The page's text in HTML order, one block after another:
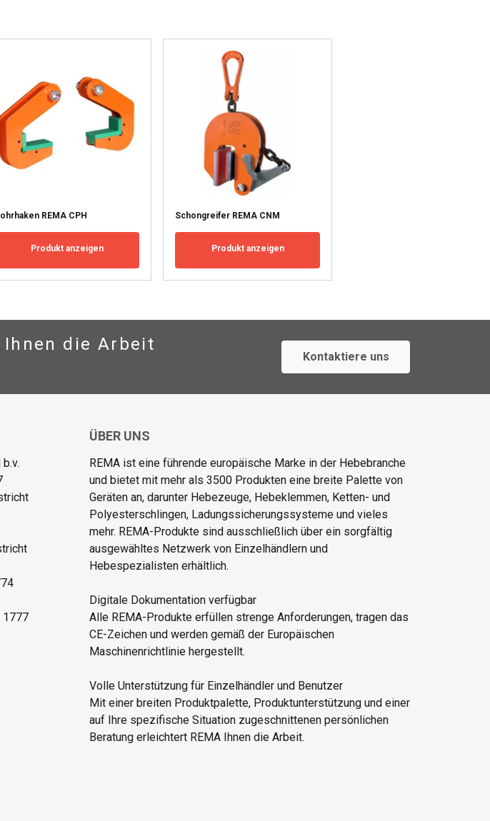
REMA CPH
Produkt anzeigen
Schongreifer REMA CNM
Produkt anzeigen
die Arbeit
Kontaktiere uns
1777
ÜBER UNS
REMA ist eine führende europäische Marke in der Hebebranche
und bietet mit mehr als 3500 Produkten eine breite Palette von
Geräten an, darunter Hebezeuge, Hebeklemmen, Ketten- und
Polyesterschlingen, Ladungssicherungssysteme und vieles
mehr. REMA-Produkte sind ausschließlich über ein sorgfältig
ausgewähltes Netzwerk von Einzelhändlern und
Hebespezialisten erhältlich.
Digitale Dokumentation verfügbar
Alle REMA-Produkte erfüllen strenge Anforderungen, tragen das
CE-Zeichen und werden gemäß der Europäischen
Maschinenrichtlinie hergestellt.
Volle Unterstützung für Einzelhändler und Benutzer
Mit einer breiten Produktpalette, Produktunterstützung und einer
auf Ihre spezifische Situation zugeschnittenen persönlichen
Beratung erleichtert REMA Ihnen die Arbeit.
personalisieren und unseren Datenverkehr zu
unserer Website auch an unsere Werbe- und
anderen Informationen kombinieren, die Sie ihnen
ihrer Dienste gesammelt haben.
Privacy Policy
Funktionalität Unklassifizierte
ALLE AKZEPTIEREN
ABLEHNEN